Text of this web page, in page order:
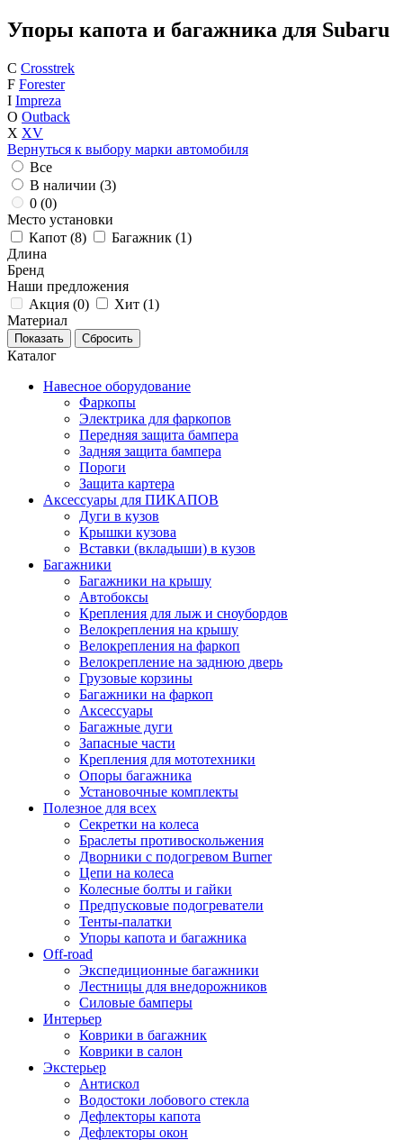
Упоры капота и багажника для Subaru
C Crosstrek
F Forester
I Impreza
O Outback
X XV
Вернуться к выбору марки автомобиля
Все
В наличии (3)
0 (0)
Место установки
Капот (8) Багажник (1)
Длина
Бренд
Наши предложения
Акция (0) Хит (1)
Материал
Каталог
Навесное оборудование
Фаркопы
Электрика для фаркопов
Передняя защита бампера
Задняя защита бампера
Пороги
Защита картера
Аксессуары для ПИКАПОВ
Дуги в кузов
Крышки кузова
Вставки (вкладыши) в кузов
Багажники
Багажники на крышу
Автобоксы
Крепления для лыж и сноубордов
Велокрепления на крышу
Велокрепления на фаркоп
Велокрепление на заднюю дверь
Грузовые корзины
Багажники на фаркоп
Аксессуары
Багажные дуги
Запасные части
Крепления для мототехники
Опоры багажника
Установочные комплекты
Полезное для всех
Секретки на колеса
Браслеты противоскольжения
Дворники с подогревом Burner
Цепи на колеса
Колесные болты и гайки
Предпусковые подогреватели
Тенты-палатки
Упоры капота и багажника
Off-road
Экспедиционные багажники
Лестницы для внедорожников
Силовые бамперы
Интерьер
Коврики в багажник
Коврики в салон
Экстерьер
Антискол
Водостоки лобового стекла
Дефлекторы капота
Дефлекторы окон